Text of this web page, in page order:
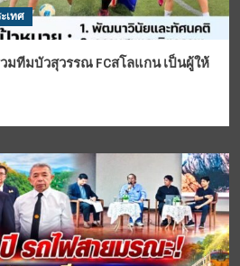
เทศ
มทีมบัวสุวรรณ FCสโลแกน เป็นผู้ให้